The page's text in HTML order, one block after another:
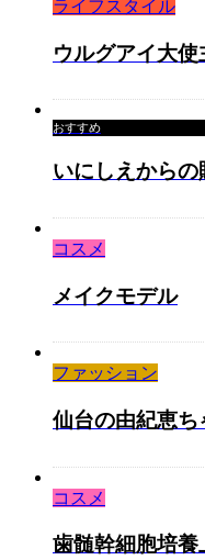
ライフスタイル
ウルグアイ大
おすすめ
いにしえからの
コスメ
メイクモデル
ファッション
仙台の由紀恵ち
コスメ
歯髄幹細胞培